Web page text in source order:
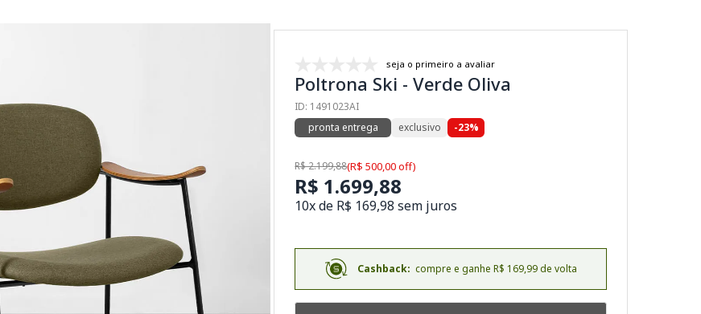
seja o primeiro a avaliar
Poltrona Ski - Verde Oliva
ID: 1491023AI
pronta entrega
exclusivo -23%
R$ 2.199,88(R$ 500,00 off)
R$ 1.699,88
10x de R$ 169,98 sem juros
Cashback: compre e ganhe R$ 169,99 de volta